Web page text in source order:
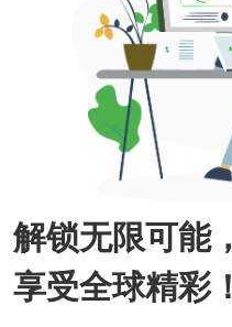
解锁无限可能，
享受全球精彩！